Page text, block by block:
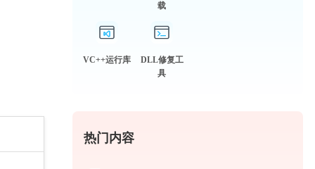
载
VC++运行库
DLL修复工
具
热门内容